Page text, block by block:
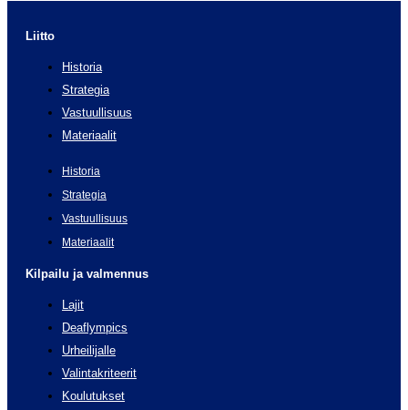
Liitto
Historia
Strategia
Vastuullisuus
Materiaalit
Historia
Strategia
Vastuullisuus
Materiaalit
Kilpailu ja valmennus
Lajit
Deaflympics
Urheilijalle
Valintakriteerit
Koulutukset